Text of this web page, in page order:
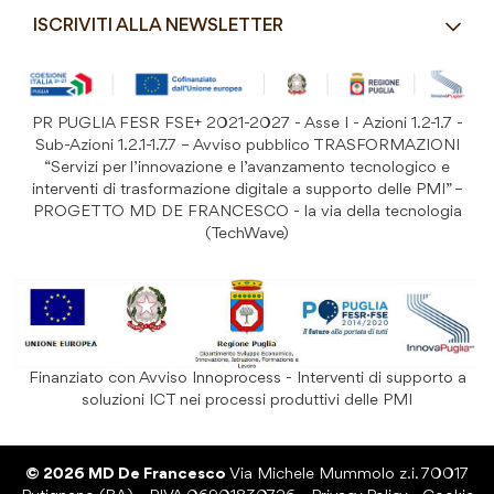
Detergenza e Attrezzatura
Festività
Prodotti Riutilizzabili
Costi di Spedizione
ISCRIVITI ALLA NEWSLETTER
alla
Newsletter:
ISCRIVITI
PR PUGLIA FESR FSE+ 2021-2027 - Asse I - Azioni 1.2-1.7 -
Sub-Azioni 1.2.1-1.7.7 – Avviso pubblico TRASFORMAZIONI
“Servizi per l’innovazione e l’avanzamento tecnologico e
interventi di trasformazione digitale a supporto delle PMI” –
PROGETTO MD DE FRANCESCO - la via della tecnologia
(TechWave)
Finanziato con Avviso Innoprocess - Interventi di supporto a
soluzioni ICT nei processi produttivi delle PMI
© 2026 MD De Francesco Via Michele Mummolo z.i. 70017